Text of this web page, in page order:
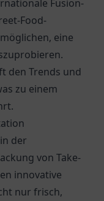
Fusion-
Food-
eine
den Trends und
zu einem
der
von Take-
innovative
nur frisch,